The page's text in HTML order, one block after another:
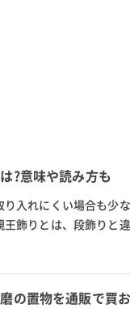
?意味や読み方も
入れにくい場合も少
飾りとは、段飾りと
の置物を通販で買